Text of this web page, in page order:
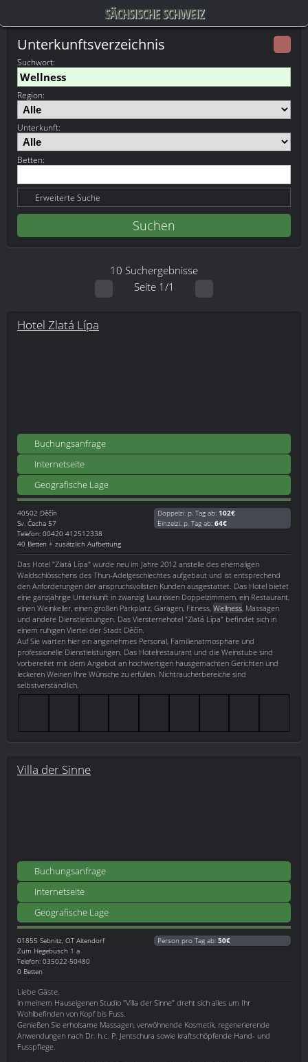
SÄCHSISCHE SCHWEIZ
Unterkunftsverzeichnis
Suchwort:
Region:
Unterkunft:
Betten:
Erweiterte Suche
10 Suchergebnisse
Seite 1/1
Hotel Zlatá Lípa
Buchungsanfrage
Internetseite
Geografische Lage
40502 Děčín
Sv. Čecha 57
Telefon: 00420 412512338
40 Betten + zusätzlich Aufbettung
Doppelzi. p. Tag ab: 102€
Einzelzi. p. Tag ab: 64€
Das Hotel "Zlatá Lípa" wurde neu im Jahre 2012 anstelle des ehemaligen
Waldschlösschens des Thun-Adelgeschlechtes aufgebaut und ist entsprechend
den Anforderungen der anspruchsvollsten Kunden ausgestattet. Das Hotel bietet
eine ganzjährige Unterkunft in zwanzig luxuriösen Doppelzimmern, ein Restaurant,
einen Weinkeller, einen großen Parkplatz, Garagen, Fitness, Wellness , Massagen
und andere Dienstleistungen. Das Viersternehotel "Zlatá Lípa" befindet sich in
einem ruhigen Viertel der Stadt Děčín.
Auf Sie warten hier ein angenehmes Personal, Familienatmosphäre und
professionelle Dienstleistungen. Das Hotelrestaurant und die Weinstube sind
vorbereitet mit dem Angebot an hochwertigen hausgemachten Gerichten und
leckeren Weinen Ihre Wünsche zu erfüllen. Nichtraucherbereiche sind
selbstverständlich.
Villa der Sinne
Buchungsanfrage
Internetseite
Geografische Lage
01855 Sebnitz, OT Altendorf
Zum Hegebusch 1 a
Telefon: 035022-50480
0 Betten
Person pro Tag ab: 50€
Liebe Gäste,
in meinem Hauseigenen Studio "Villa der Sinne" dreht sich alles um Ihr
Wohlbefinden von Kopf bis Fuss.
Genießen Sie erholsame Massagen, verwöhnende Kosmetik, regenerierende
Anwendungen nach Dr. h.c. P. Jentschura sowie kraftschöpfende Hand- und
Fusspflege.